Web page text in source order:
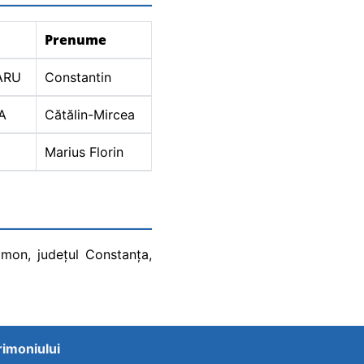
Prenume
Constantin
Cătălin-Mircea
Marius Florin
județul Constanța,